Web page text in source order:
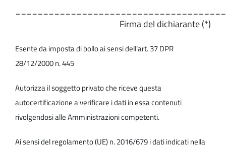
Firma del dichiarante (*)
Esente da imposta di bollo ai sensi dell’art. 37 DPR
28/12/2000 n. 445
Autorizza il soggetto privato che riceve questa
autocertificazione a verificare i dati in essa contenuti
rivolgendosi alle Amministrazioni competenti.
Ai sensi del regolamento (UE) n. 2016/679 i dati indicati nella